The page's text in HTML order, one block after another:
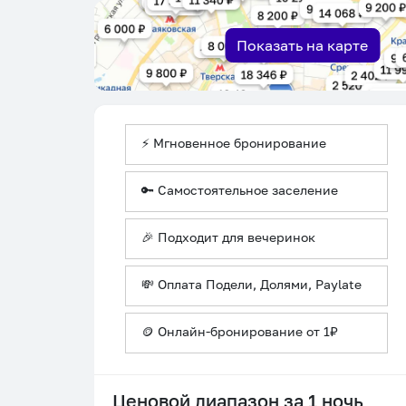
Показать на карте
⚡ Мгновенное бронирование
🔑 Самостоятельное заселение
🎉 Подходит для вечеринок
💸 Оплата Подели, Долями, Paylate
🪙 Онлайн-бронирование от 1₽
Ценовой диапазон за 1 ночь